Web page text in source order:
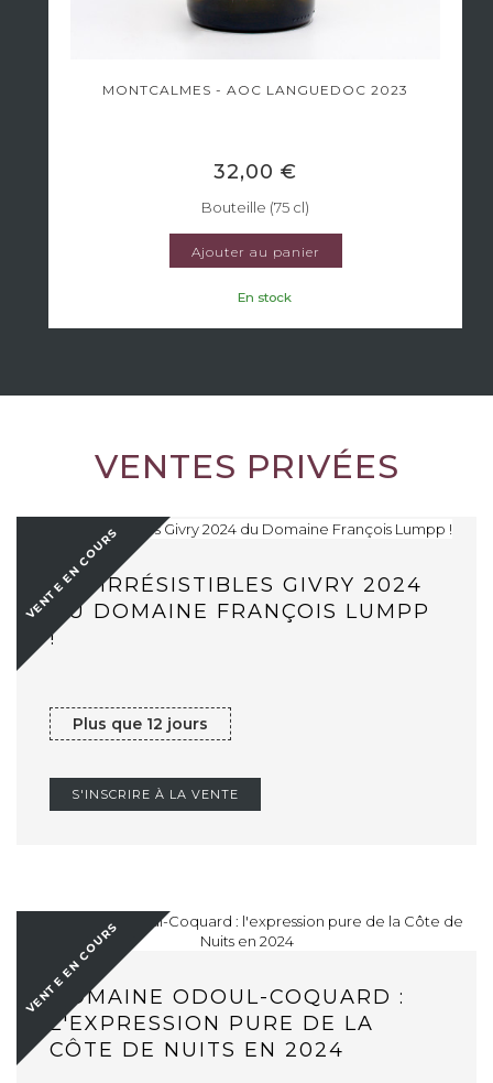
MONTCALMES - AOC LANGUEDOC 2023
32,00 €
Bouteille (75 cl)
Ajouter au panier
En stock
VENTES PRIVÉES
LES IRRÉSISTIBLES GIVRY 2024
DU DOMAINE FRANÇOIS LUMPP
!
Plus que 12 jours
S'INSCRIRE À LA VENTE
VENTE EN COURS
DOMAINE ODOUL-COQUARD :
L'EXPRESSION PURE DE LA
CÔTE DE NUITS EN 2024
VENTE EN COURS